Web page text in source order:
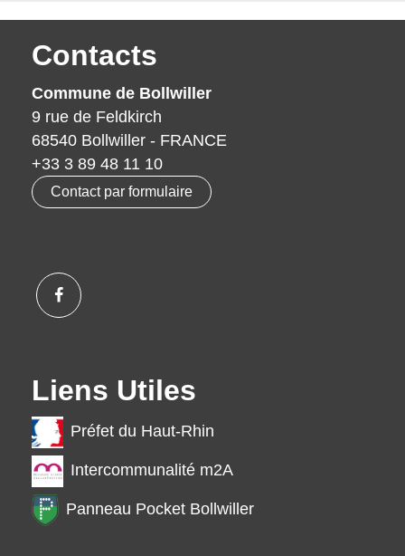
Contacts
Commune de Bollwiller
9 rue de Feldkirch
68540 Bollwiller - FRANCE
+33 3 89 48 11 10
Contact par formulaire
Liens Utiles
Préfet du Haut-Rhin
Intercommunalité m2A
Panneau Pocket Bollwiller